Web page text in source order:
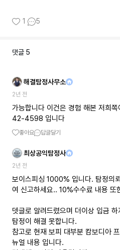
1 5
댓글 5
해결탐정사무소
2년 전
가능합니다 이건은 경험 해본 저희
42-4598 입니다
좋아요 답글달기
최상공익탐정사
2년 전
보이스피싱 1000% 입니다. 탐정의
여 신고하세요.. 10%수수료 내용 또
뎃글로 알려드렸으며 더이상 입금
탐정이 해결 못합니다.
참고로 현재 보피 대부분 캄보디아
뉴얼 내용 입니다.